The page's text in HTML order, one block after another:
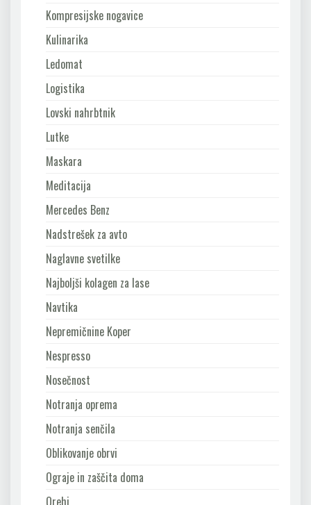
Kompresijske nogavice
Kulinarika
Ledomat
Logistika
Lovski nahrbtnik
Lutke
Maskara
Meditacija
Mercedes Benz
Nadstrešek za avto
Naglavne svetilke
Najboljši kolagen za lase
Navtika
Nepremičnine Koper
Nespresso
Nosečnost
Notranja oprema
Notranja senčila
Oblikovanje obrvi
Ograje in zaščita doma
Orehi